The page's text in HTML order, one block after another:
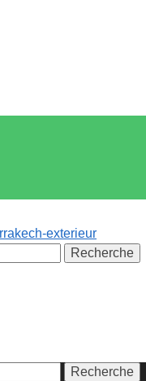
Recherche
Recherche